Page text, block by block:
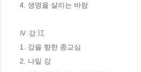
4. 생명을 살리는 바람
Ⅳ 강 江
1. 강을 향한 종교심
2. 나일 강